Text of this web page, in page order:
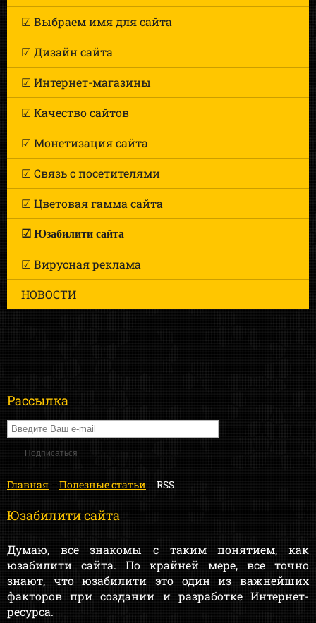
☑ Выбраем имя для сайта
☑ Дизайн сайта
☑ Интернет-магазины
☑ Качество сайтов
☑ Монетизация сайта
☑ Связь с посетителями
☑ Цветовая гамма сайта
☑ Юзабилити сайта
☑ Вирусная реклама
НОВОСТИ
Рассылка
Главная Полезные статьи RSS
Юзабилити сайта
Думаю, все знакомы с таким понятием, как
юзабилити сайта. По крайней мере, все точно
знают, что юзабилити это один из важнейших
факторов при создании и разработке Интернет-
ресурса.